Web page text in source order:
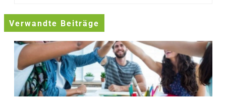
Verwandte Beiträge